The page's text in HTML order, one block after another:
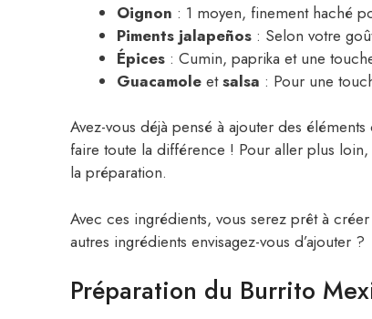
Oignon : 1 moyen, finement haché
Piments jalapeños : Selon votre
Épices : Cumin, paprika et une
Guacamole etsalsa : Pour une
Avez-vous déjà pensé à ajouter des
faire toute la différence ! Pour aller plus
la préparation.
Avec ces ingrédients, vous serez prêt à
autres ingrédients envisagez-vous d’ajouter ?
Préparation du Burrito